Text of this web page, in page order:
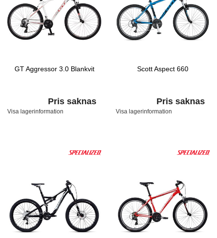
GT Aggressor 3.0 Blankvit
Pris saknas
Visa lagerinformation
Scott Aspect 660
Pris saknas
Visa lagerinformation